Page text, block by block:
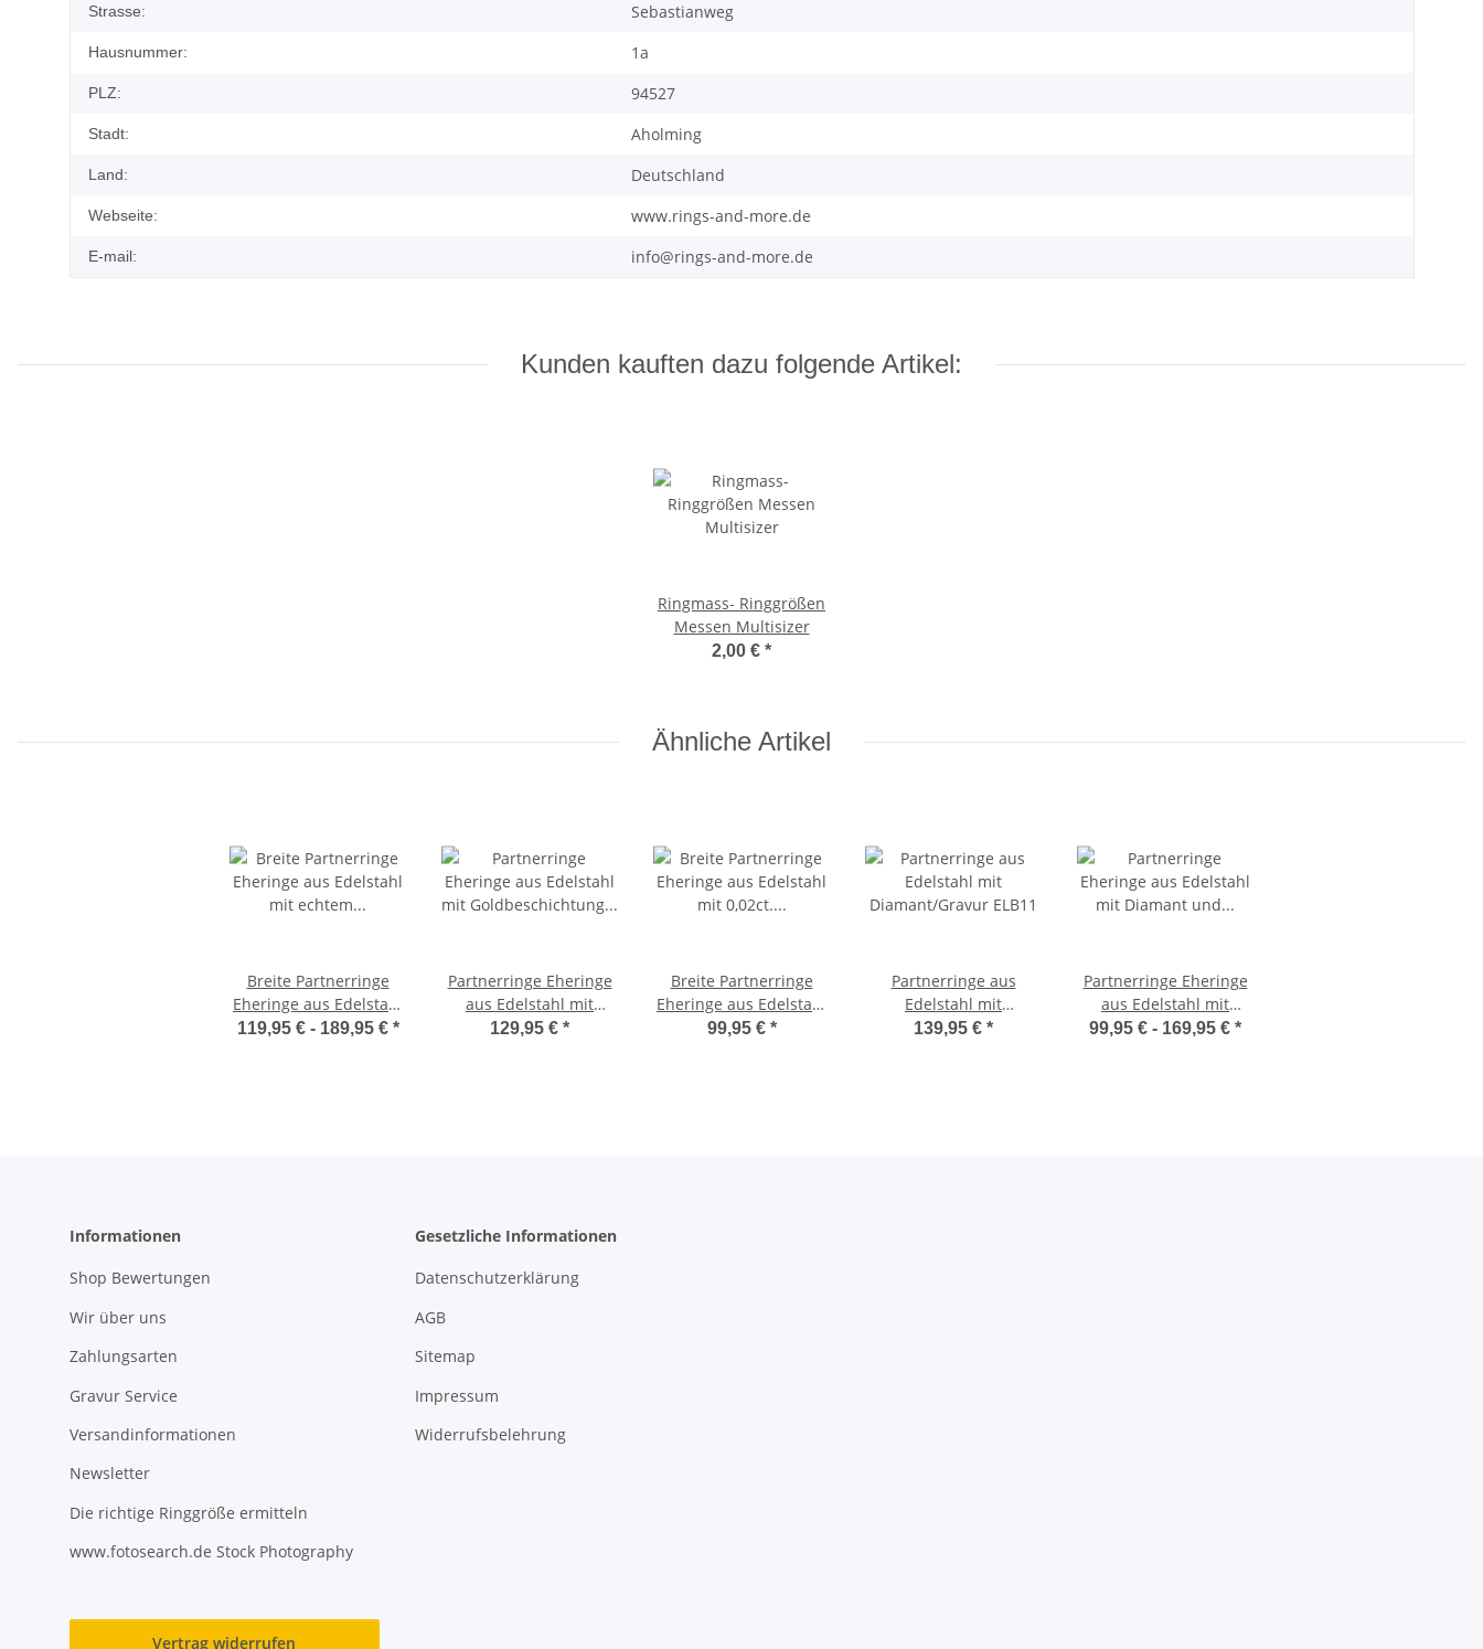
Strasse: Sebastianweg
Hausnummer: 1a
PLZ: 94527
Stadt: Aholming
Land: Deutschland
Webseite: www.rings-and-more.de
E-mail: info@rings-and-more.de
Kunden kauften dazu folgende Artikel:
Ringmass- Ringgrößen
Messen Multisizer
2,00 € *
Ähnliche Artikel
Breite Partnerringe
Eheringe aus Edelstahl
mit echtem Diamant
119,95 € - 189,95 € *
Partnerringe Eheringe
aus Edelstahl mit
Goldbeschichtung und
129,95 € *
Breite Partnerringe
Eheringe aus Edelstahl
mit 0,02ct. Diamant
99,95 € *
Partnerringe aus
Edelstahl mit
Diamant/Gravur ELB11
139,95 € *
Partnerringe Eheringe
aus Edelstahl mit
Diamant und
99,95 € - 169,95 € *
Informationen
Shop Bewertungen
Wir über uns
Zahlungsarten
Gravur Service
Versandinformationen
Newsletter
Die richtige Ringgröße ermitteln
www.fotosearch.de Stock Photography
Gesetzliche Informationen
Datenschutzerklärung
AGB
Sitemap
Impressum
Widerrufsbelehrung
Vertrag widerrufen